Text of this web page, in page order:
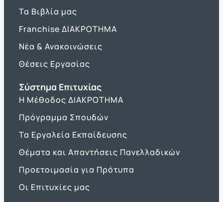
Τα Βιβλία μας
Franchise ΔΙΑΚΡΟΤΗΜΑ
Νέα & Ανακοινώσεις
Θέσεις Εργασίας
Σύστημα Επιτυχίας
Η Μέθοδος ΔΙΑΚΡΟΤΗΜΑ
Πρόγραμμα Σπουδών
Τα Εργαλεία Εκπαίδευσης
Θέματα και Απαντήσεις Πανελλαδικών
Προετοιμασία για Πρότυπα
Οι Επιτυχίες μας